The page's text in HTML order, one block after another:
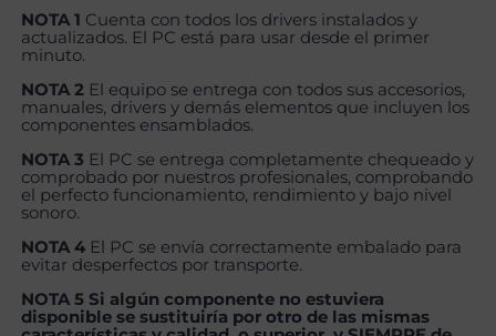
NOTA 1 Cuenta con todos los drivers instalados y
actualizados. El PC está para usar desde el primer
minuto.
NOTA 2 El equipo se entrega con todos sus accesorios,
manuales, drivers y demás elementos que incluyen los
componentes ensamblados.
NOTA 3 El PC se entrega completamente chequeado y
comprobado por nuestros profesionales, comprobando
el perfecto funcionamiento, rendimiento y bajo nivel
sonoro.
NOTA 4 El PC se envía correctamente embalado para
evitar desperfectos por transporte.
NOTA 5 Si algún componente no estuviera
disponible se sustituiría por otro de las mismas